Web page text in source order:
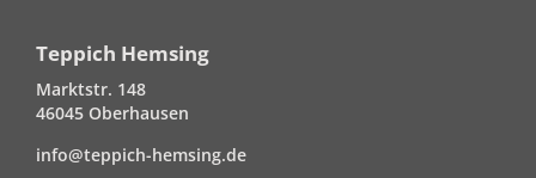
Teppich Hemsing
Marktstr. 148
46045 Oberhausen
info@teppich-hemsing.de